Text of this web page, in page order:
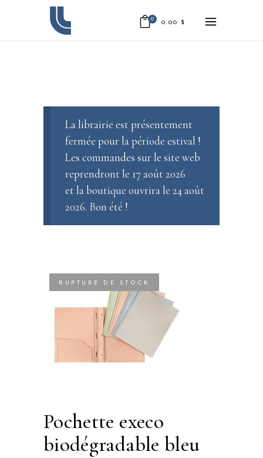
0 0.00 $
La librairie est présentement
fermée pour la période estival !
Les commandes sur le site web
reprendront le 17 août 2026
et la boutique ouvrira le 24 août
2026. Bon été !
RUPTURE DE STOCK
pochette execo
biodégradable bleu